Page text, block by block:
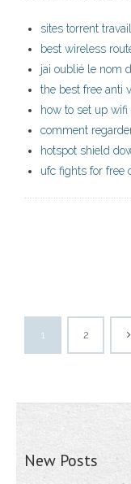
sites torrent
best wireless
jai oublié le nom
the best free anti
how to set up wifi
comment
hotspot shield
ufc fights for free
1 2
New Posts